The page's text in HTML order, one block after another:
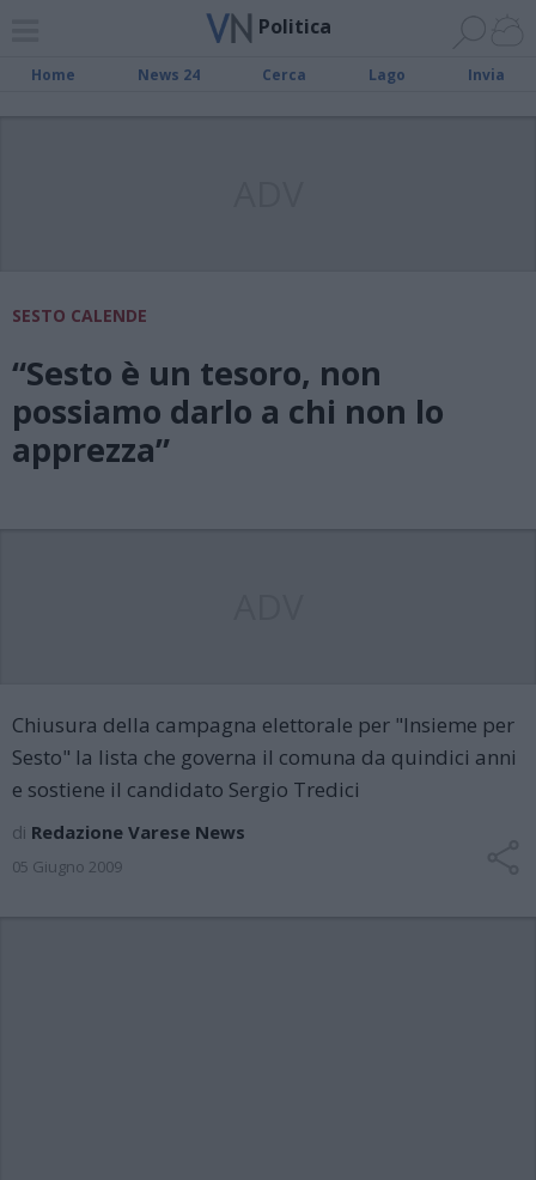
Politica
Home News 24 Cerca Lago Invia
SESTO CALENDE
“Sesto è un tesoro, non
possiamo darlo a chi non lo
apprezza”
Chiusura della campagna elettorale per "Insieme per
Sesto" la lista che governa il comuna da quindici anni
e sostiene il candidato Sergio Tredici
di Redazione Varese News
05 Giugno 2009